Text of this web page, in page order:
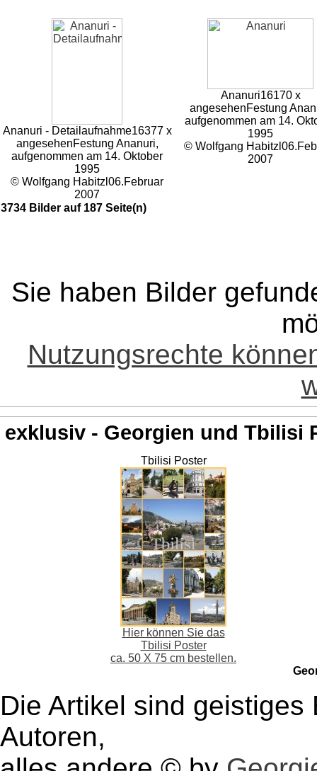
Ananuri - Detailaufnahme16377 x
angesehenFestung Ananuri,
aufgenommen am 14. Oktober
1995
© Wolfgang Habitzl 06.Februar
2007
Ananuri16170 x
angesehenFestung
aufgenommen am 14.
1995
© Wolfgang Habitzl
2007
3734 Bilder auf 187 Seite(n)
Sie haben Bilder
Nutzungsrechte
exklusiv - Georgien und Tbilisi
Tbilisi Poster
Hier können Sie das
Tbilisi Poster
ca. 50 X 75 cm bestellen.
Die Artikel sind
Autoren,